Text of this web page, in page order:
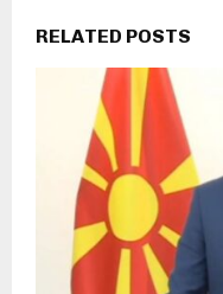
RELATED POSTS